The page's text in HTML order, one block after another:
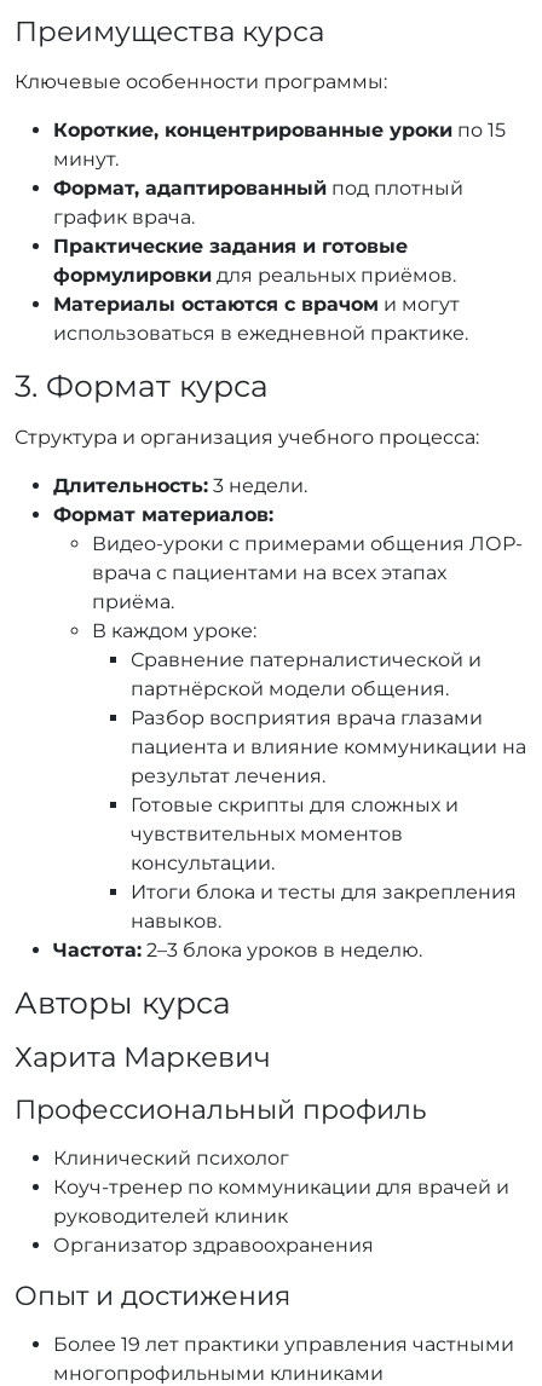
Преимущества курса
Ключевые особенности программы:
Короткие, концентрированные уроки по 15
минут.
Формат, адаптированный под плотный
график врача.
Практические задания и готовые
формулировки для реальных приёмов.
Материалы остаются с врачом и могут
использоваться в ежедневной практике.
3. Формат курса
Структура и организация учебного процесса:
Длительность: 3 недели.
Формат материалов:
Видео-уроки с примерами общения ЛОР-
врача с пациентами на всех этапах
приёма.
В каждом уроке:
Сравнение патерналистической и
партнёрской модели общения.
Разбор восприятия врача глазами
пациента и влияние коммуникации на
результат лечения.
Готовые скрипты для сложных и
чувствительных моментов
консультации.
Итоги блока и тесты для закрепления
навыков.
Частота: 2–3 блока уроков в неделю.
Авторы курса
Харита Маркевич
Профессиональный профиль
Клинический психолог
Коуч-тренер по коммуникации для врачей и
руководителей клиник
Организатор здравоохранения
Опыт и достижения
Более 19 лет практики управления частными
многопрофильными клиниками